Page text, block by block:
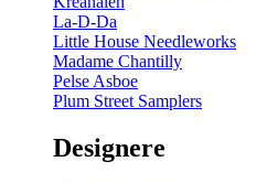
La-D-Da
Little House Needleworks
Madame Chantilly
Pelse Asboe
Plum Street Samplers
Designere